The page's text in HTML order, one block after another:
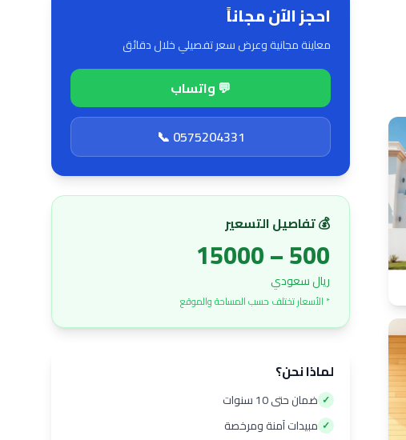
احجز الآن مجاناً
معاينة مجانية وعرض سعر تفصيلي خلال دقائق
💬 واتساب
📞 0575204331
💰 تفاصيل التسعير
500 – 15000
ريال سعودي
* الأسعار تختلف حسب المساحة والموقع
لماذا نحن؟
✓ ضمان حتى 10 سنوات
✓ مبيدات آمنة ومرخصة